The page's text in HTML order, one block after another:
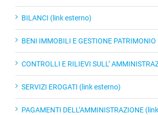
BILANCI (link esterno)
BENI IMMOBILI E GESTIONE
CONTROLLI E RILIEVI SULL’
SERVIZI EROGATI (link esterno)
PAGAMENTI DELL’AMMINISTRAZIONE